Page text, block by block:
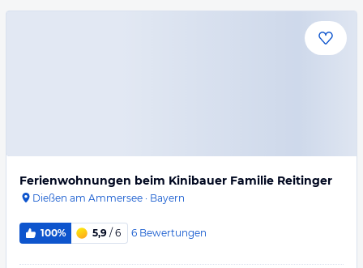
Ferienwohnungen beim Kinibauer Familie Reitinger
Dießen am Ammersee · Bayern
100% 5,9 / 6 6 Bewertungen